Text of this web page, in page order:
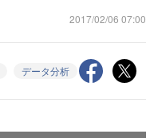
2017/02/06 07:00
データ分析